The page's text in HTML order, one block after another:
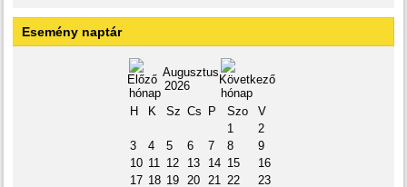
Esemény naptár
Augusztus
2026
H
K Sz Cs P Szo
V
1
2
3
4 5 6 7 8
9
10 11 12 13 14 15
16
17 18 19 20 21 22 23